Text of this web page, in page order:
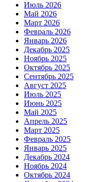
Июль 2026
Май 2026
Март 2026
Февраль 2026
Январь 2026
Декабрь 2025
Ноябрь 2025
Октябрь 2025
Сентябрь 2025
Август 2025
Июль 2025
Июнь 2025
Май 2025
Апрель 2025
Март 2025
Февраль 2025
Январь 2025
Декабрь 2024
Ноябрь 2024
Октябрь 2024